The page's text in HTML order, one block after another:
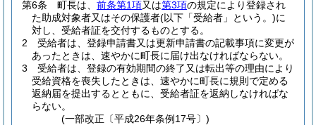
第6条
町長は、 前条第1項又は第3項の規定により登録され
た助成対象者又はその保護者(以下「受給者」という。)に
対し、受給者証を交付するものとする。
2
受給者は、登録申請書又は更新申請書の記載事項に変更が
あったときは、速やかに町長に届け出なければならない。
3
受給者は、登録の有効期間の終了又は転出等の理由により
受給資格を喪失したときは、速やかに町長に規則で定める
返納届を提出するとともに、受給者証を返納しなければな
らない。
(一部改正〔平成26年条例17号〕)